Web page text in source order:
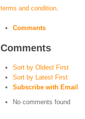
terms and condition
Comments
Comments
Sort by Oldest First
Sort by Latest First
Subscribe with Email
No comments found